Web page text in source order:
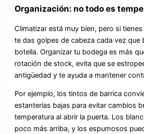
Organización: no todo es
Climatizar está muy bien, pero si
te das golpes de cabeza cada vez que
botella. Organizar tu bodega es más
rotación de stock, evita que se
antigüedad y te ayuda a mantener
Por ejemplo, los tintos de barrica
estanterías bajas para evitar cambios
temperatura al abrir la puerta. Los
poco más arriba, y los espumosos